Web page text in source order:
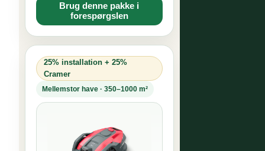
Brug denne pakke i
forespørgslen
25% installation + 25%
Cramer
Mellemstor have · 350–1000 m²